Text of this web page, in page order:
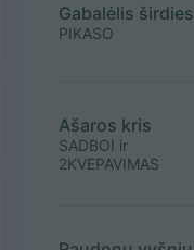
Gabalėlis širdies
PIKASO
Ašaros kris
SADBOI ir
2KVEPAVIMAS